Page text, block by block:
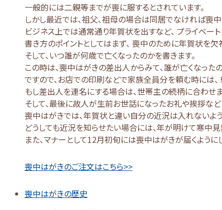
一般的には二親等までが喪に服するとされています。
しかし最近では、祖父、祖母の場合は同居でなければ喪中
ビジネス上では通常通り年賀状を出すなど、 プライベー
書き方のポイントとしてはまず、 喪中のために年賀状を
そして、いつ誰が何歳で亡くなったのかを書きます。
この時は、喪中はがきの差出人からみて、誰が亡くなった
ですので、お店での印刷などで家族全員分を頼む時には
もし差出人を連名にする場合は、世帯主の続柄に合わせま
そして、最後に故人が生前お世話になったお礼や挨拶など
喪中はがきでは、年賀状と違い自分の近況は入れないよう
どうしても近況を知らせたい場合には、年が明けて寒中見
また、マナーとして12月初旬には喪中はがきが届くように
喪中はがきのご注文はこちら>>
喪中はがきの歴史